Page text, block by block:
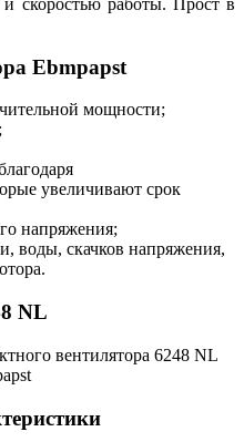
и скоростью работы. Прост в
Ebmpapst
мощности;
увеличивают срок
напряжения;
воды, скачков напряжения,
NL